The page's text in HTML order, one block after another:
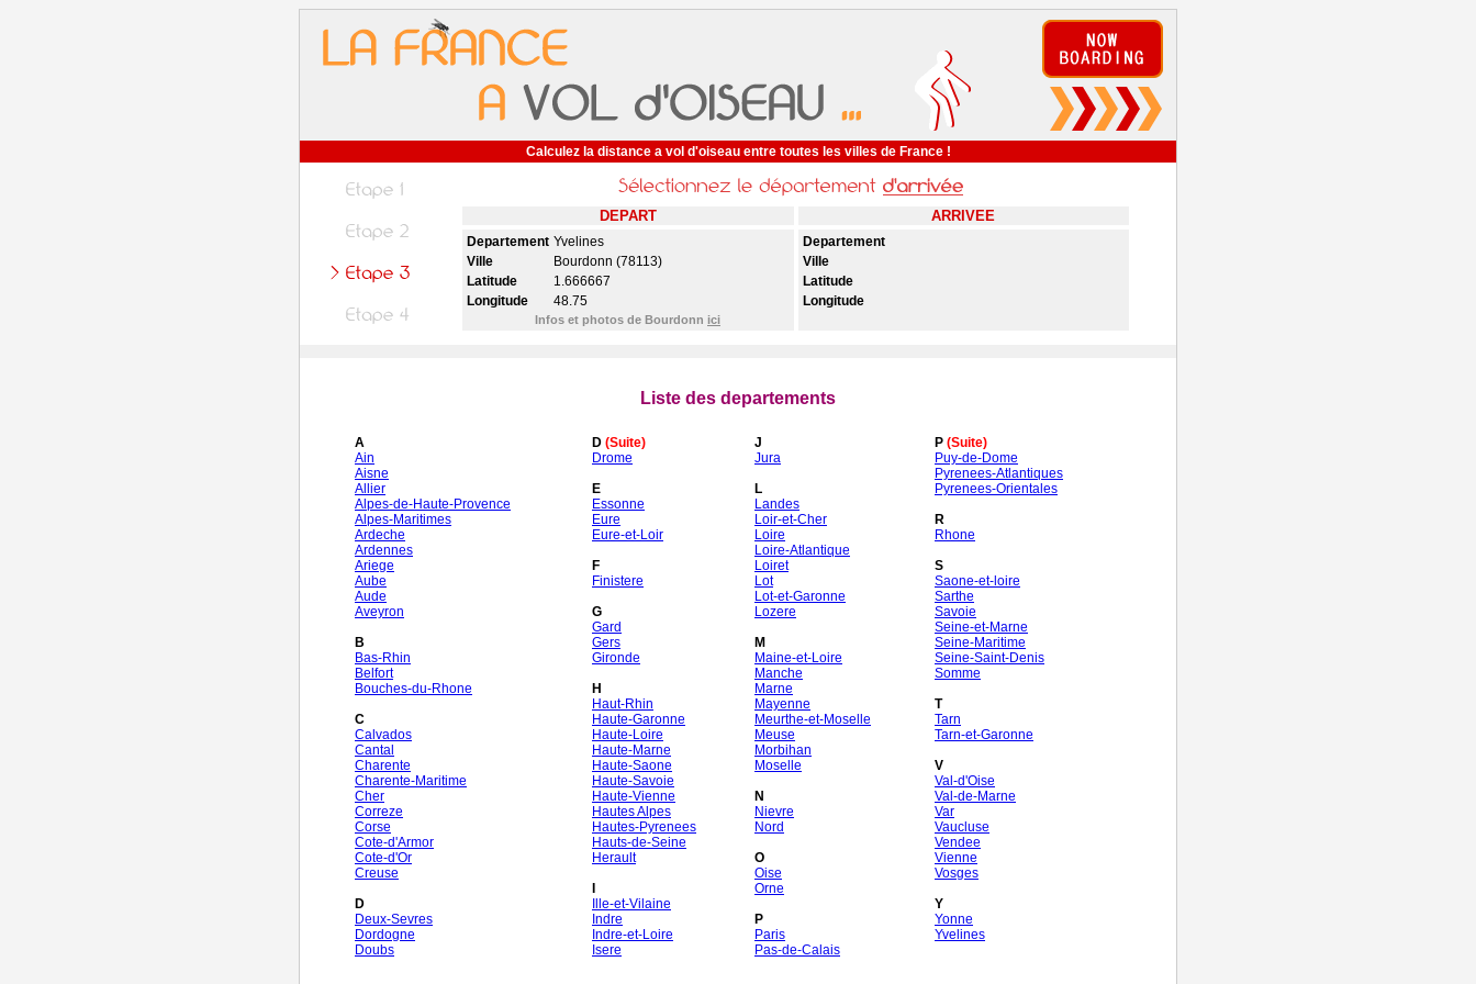
Calculez la distance a vol d'oiseau entre toutes les villes de France !
DEPART ARRIVEE
Departement Yvelines
Ville
Bourdonn (78113)
Latitude
1.666667
Longitude
48.75
Infos et photos de Bourdonn ici
Departement
Ville
Latitude
Longitude
Liste des departements
A
Ain
Aisne
Allier
Alpes-de-Haute-Provence
Alpes-Maritimes
Ardeche
Ardennes
Ariege
Aube
Aude
Aveyron
B
Bas-Rhin
Belfort
Bouches-du-Rhone
C
Calvados
Cantal
Charente
Charente-Maritime
Cher
Correze
Corse
Cote-d'Armor
Cote-d'Or
Creuse
D
Deux-Sevres
Dordogne
Doubs
D (Suite)
Drome
E
Essonne
Eure
Eure-et-Loir
F
Finistere
G
Gard
Gers
Gironde
H
Haut-Rhin
Haute-Garonne
Haute-Loire
Haute-Marne
Haute-Saone
Haute-Savoie
Haute-Vienne
Hautes Alpes
Hautes-Pyrenees
Hauts-de-Seine
Herault
Ille-et-Vilaine
Indre
Indre-et-Loire
Isere
J
Jura
L
Landes
Loir-et-Cher
Loire
Loire-Atlantique
Loiret
Lot
Lot-et-Garonne
Lozere
M
Maine-et-Loire
Manche
Marne
Mayenne
Meurthe-et-Moselle
Meuse
Morbihan
Moselle
N
Nievre
Nord
O
Oise
Orne
P
Paris
Pas-de-Calais
P (Suite)
Puy-de-Dome
Pyrenees-Atlantiques
Pyrenees-Orientales
R
Rhone
S
Saone-et-loire
Sarthe
Savoie
Seine-et-Marne
Seine-Maritime
Seine-Saint-Denis
Somme
T
Tarn
Tarn-et-Garonne
V
Val-d'Oise
Val-de-Marne
Var
Vaucluse
Vendee
Vienne
Vosges
Y
Yonne
Yvelines